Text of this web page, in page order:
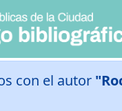
con el autor